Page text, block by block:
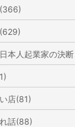
本人起業家の決
店(81)
話(88)